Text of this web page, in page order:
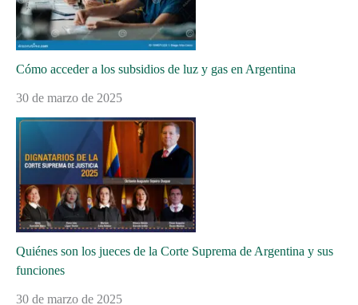
Cómo acceder a los subsidios de luz y gas en Argentina
30 de marzo de 2025
Quiénes son los jueces de la Corte Suprema de Argentina y sus
funciones
30 de marzo de 2025